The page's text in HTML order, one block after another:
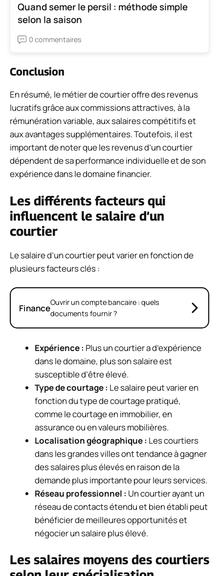
Quand semer le persil : méthode simple
selon la saison
0 commentaires
Conclusion
En résumé, le métier de courtier offre des revenus
lucratifs grâce aux commissions attractives, à la
rémunération variable, aux salaires compétitifs et
aux avantages supplémentaires. Toutefois, il est
important de noter que les revenus d’un courtier
dépendent de sa performance individuelle et de son
expérience dans le domaine financier.
Les différents facteurs qui
influencent le salaire d’un
courtier
Le salaire d’un courtier peut varier en fonction de
plusieurs facteurs clés :
FinanceOuvrir un compte bancaire : quels
documents fournir ?
Expérience : Plus un courtier a d’expérience
dans le domaine, plus son salaire est
susceptible d’être élevé.
Type de courtage : Le salaire peut varier en
fonction du type de courtage pratiqué,
comme le courtage en immobilier, en
assurance ou en valeurs mobilières.
Localisation géographique : Les courtiers
dans les grandes villes ont tendance à gagner
des salaires plus élevés en raison de la
demande plus importante pour leurs services.
Réseau professionnel : Un courtier ayant un
réseau de contacts étendu et bien établi peut
bénéficier de meilleures opportunités et
négocier un salaire plus élevé.
Les salaires moyens des courtiers